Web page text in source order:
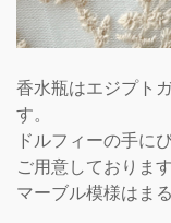
香水瓶はエジプト
す。
ドルフィーの手に
ご用意しております
マーブル模様はま